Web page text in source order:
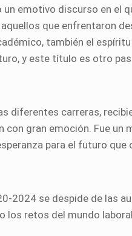
un emotivo discurso en el
que enfrentaron
también el
y este título es otro
diferentes carreras,
con gran emoción. Fue
para el futuro que
2024 se despide de las
los retos del mundo